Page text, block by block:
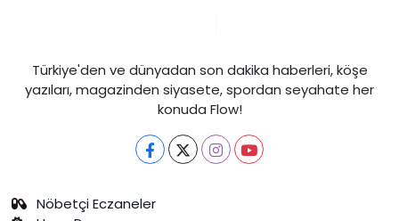
Türkiye'den ve dünyadan son dakika haberleri, köşe
yazıları, magazinden siyasete, spordan seyahate her
konuda Flow!
Nöbetçi Eczaneler